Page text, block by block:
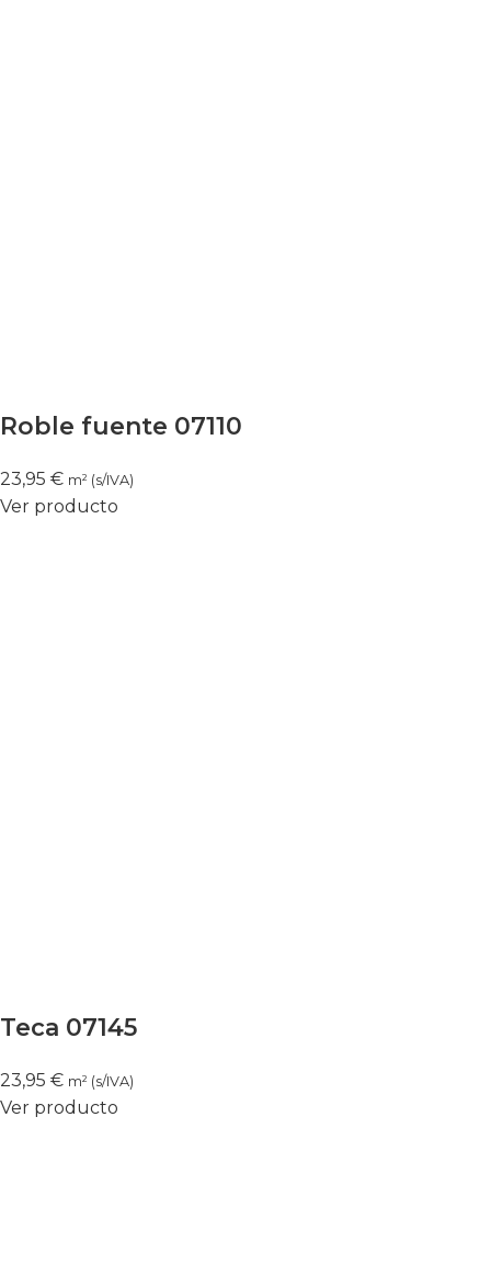
Roble fuente 07110
23,95 € m² (s/IVA)
Ver producto
Teca 07145
23,95 € m² (s/IVA)
Ver producto